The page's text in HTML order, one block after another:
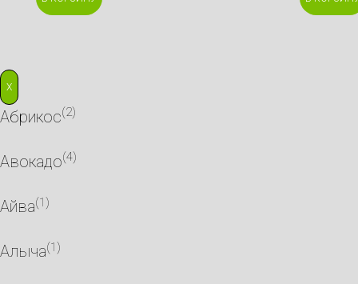
X
Абрикос(2)
Авокадо(4)
Айва(1)
Алыча(1)